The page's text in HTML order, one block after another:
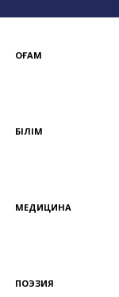
ҚОҒАМ
БІЛІМ
МЕДИЦИНА
ПОЭЗИЯ